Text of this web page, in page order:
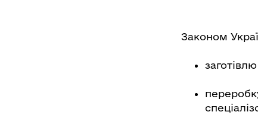
Законом